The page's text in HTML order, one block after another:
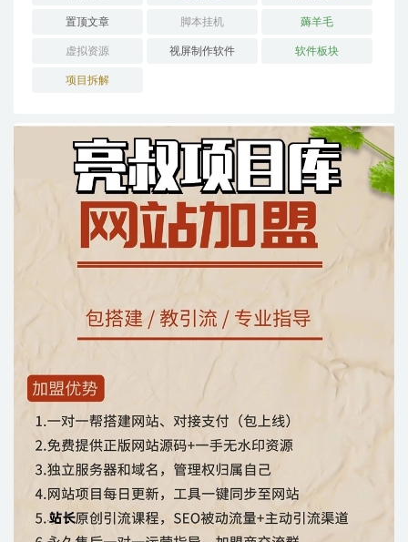
置顶文章 脚本挂机 薅羊毛
虚拟资源 视屏制作软件 软件板块
项目拆解